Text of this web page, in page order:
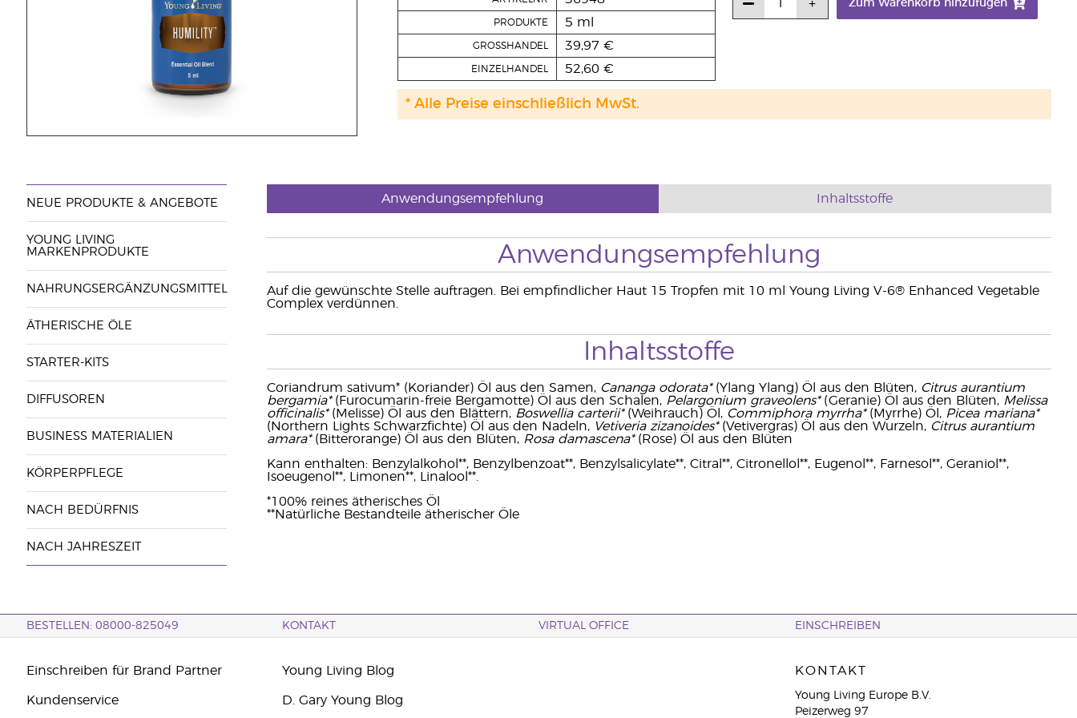
PRODUKTE 5 ml
GROSSHANDEL 39,97 €
EINZELHANDEL 52,60 €
Zum Warenkorb hinzufügen
* Alle Preise einschließlich MwSt.
NEUE PRODUKTE & ANGEBOTE
YOUNG LIVING
MARKENPRODUKTE
NAHRUNGSERGÄNZUNGSMITTEL
ÄTHERISCHE ÖLE
STARTER-KITS
DIFFUSOREN
BUSINESS MATERIALIEN
KÖRPERPFLEGE
NACH BEDÜRFNIS
NACH JAHRESZEIT
Anwendungsempfehlung Inhaltsstoffe
Anwendungsempfehlung
Auf die gewünschte Stelle auftragen. Bei empfindlicher Haut 15 Tropfen mit 10 ml Young Living V-6® Enhanced Vegetable
Complex verdünnen.
Inhaltsstoffe
Coriandrum sativum* (Koriander) Öl aus den Samen, Cananga odorata*(Ylang Ylang) Öl aus den Blüten, Citrus aurantium
bergamia*(Furocumarin-freie Bergamotte) Öl aus den Schalen, Pelargonium graveolens*(Geranie) Öl aus den Blüten, Melissa
officinalis*(Melisse) Öl aus den Blättern, Boswellia carterii*(Weihrauch) Öl, Commiphora myrrha*(Myrrhe) Öl, Picea mariana*
(Northern Lights Schwarzfichte) Öl aus den Nadeln, Vetiveria zizanoides*(Vetivergras) Öl aus den Wurzeln, Citrus aurantium
amara*(Bitterorange) Öl aus den Blüten, Rosa damascena*(Rose) Öl aus den Blüten
Kann enthalten: Benzylalkohol**, Benzylbenzoat**, Benzylsalicylate**, Citral**, Citronellol**, Eugenol**, Farnesol**, Geraniol**,
Isoeugenol**, Limonen**, Linalool**.
*100% reines ätherisches Öl
**Natürliche Bestandteile ätherischer Öle
BESTELLEN: 08000-825049 KONTAKT VIRTUAL OFFICE EINSCHREIBEN
Einschreiben für Brand Partner
Kundenservice
Young Living Blog
D. Gary Young Blog
KONTAKT
Young Living Europe B.V.
Peizerweg 97